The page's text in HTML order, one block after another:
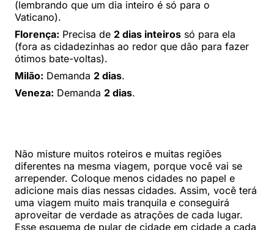
(lembrando que um dia inteiro é só para o
Vaticano).
Florença: Precisa de 2 dias inteiros só para ela
(fora as cidadezinhas ao redor que dão para fazer
ótimos bate-voltas).
Milão: Demanda 2 dias.
Veneza: Demanda 2 dias.
Não misture muitos roteiros e muitas regiões
diferentes na mesma viagem, porque você vai se
arrepender. Coloque menos cidades no papel e
adicione mais dias nessas cidades. Assim, você terá
uma viagem muito mais tranquila e conseguirá
aproveitar de verdade as atrações de cada lugar.
Esse esquema de pular de cidade em cidade a cada